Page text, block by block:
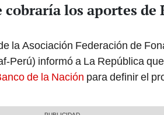
cobraría los aportes de
la Asociación Federación de
Perú) informó a La República
de la Nación para definir el